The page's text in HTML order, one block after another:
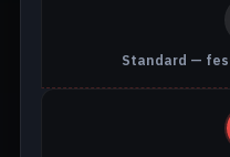
Standard —